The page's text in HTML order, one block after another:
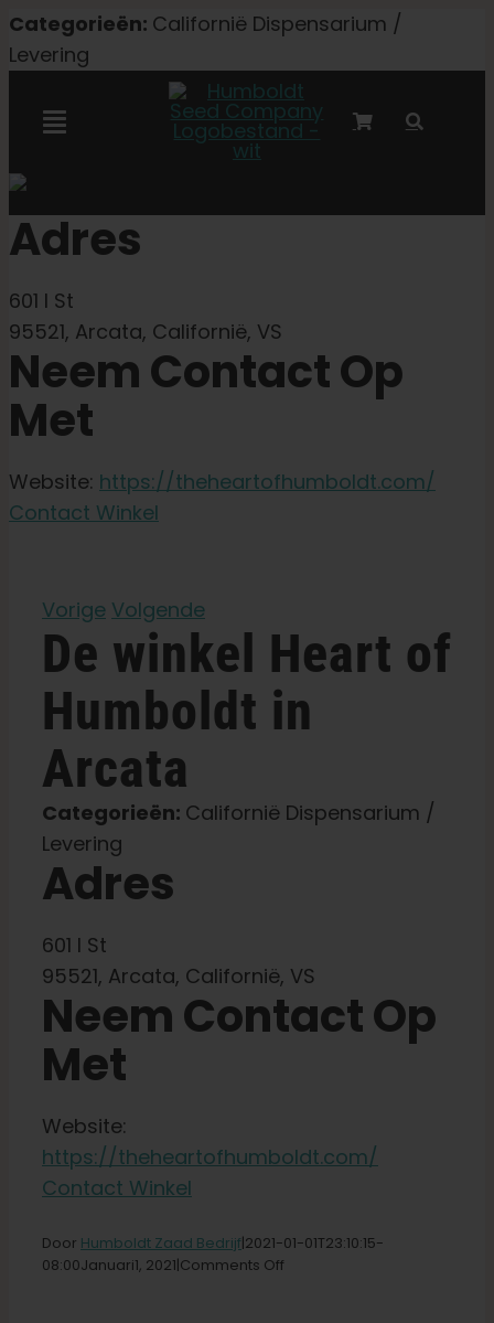
Overslaan
naar
Categorieën: Californië Dispensarium /
Levering
Navigatie
Autoflower zaden
Triploïde zaden
Tuinzaden
Druk op
Over
Pheno jagen
Behoud van Caribische genetica
Neem contact op met
Winkel op
Nederlands
Zoeken:
Adres
601 I St
95521, Arcata, Californië, VS
Neem Contact Op
Met
Website: https://theheartofhumboldt.com/
Contact Winkel
Vorige Volgende
De winkel Heart of
Humboldt in
Arcata
Categorieën: Californië Dispensarium /
Levering
Adres
601 I St
95521, Arcata, Californië, VS
Neem Contact Op
Met
Website:
https://theheartofhumboldt.com/
Contact Winkel
Door Humboldt Zaad Bedrijf|2021-01-01T23:10:15-
08:00Januari1, 2021|Comments Off